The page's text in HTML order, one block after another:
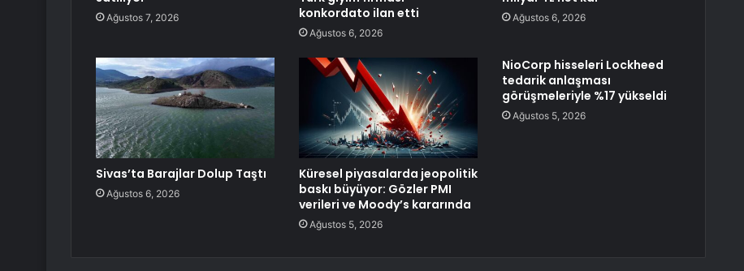
Ağustos 7, 2026
konkordato ilan etti
Ağustos 6, 2026
Ağustos 6, 2026
Sivas’ta Barajlar Dolup Taştı
Ağustos 6, 2026
Küresel piyasalarda jeopolitik
baskı büyüyor: Gözler PMI
verileri ve Moody’s kararında
Ağustos 5, 2026
NioCorp hisseleri Lockheed
tedarik anlaşması
görüşmeleriyle %17 yükseldi
Ağustos 5, 2026